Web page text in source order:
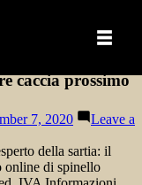
caccia prossimo
7, 2020
Leave a
della sartia: il
online di spinello